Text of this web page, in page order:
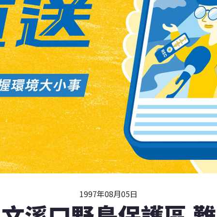
1997年08月05日